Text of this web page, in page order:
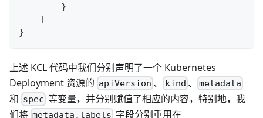
}
]
}
上述 KCL 代码中我们分别声明了一个 Kubernetes
Deployment 资源的 apiVersion 、 kind 、 metadata
和 spec 等变量，并分别赋值了相应的内容，特别地，我
们将 metadata.labels 字段分别重用在